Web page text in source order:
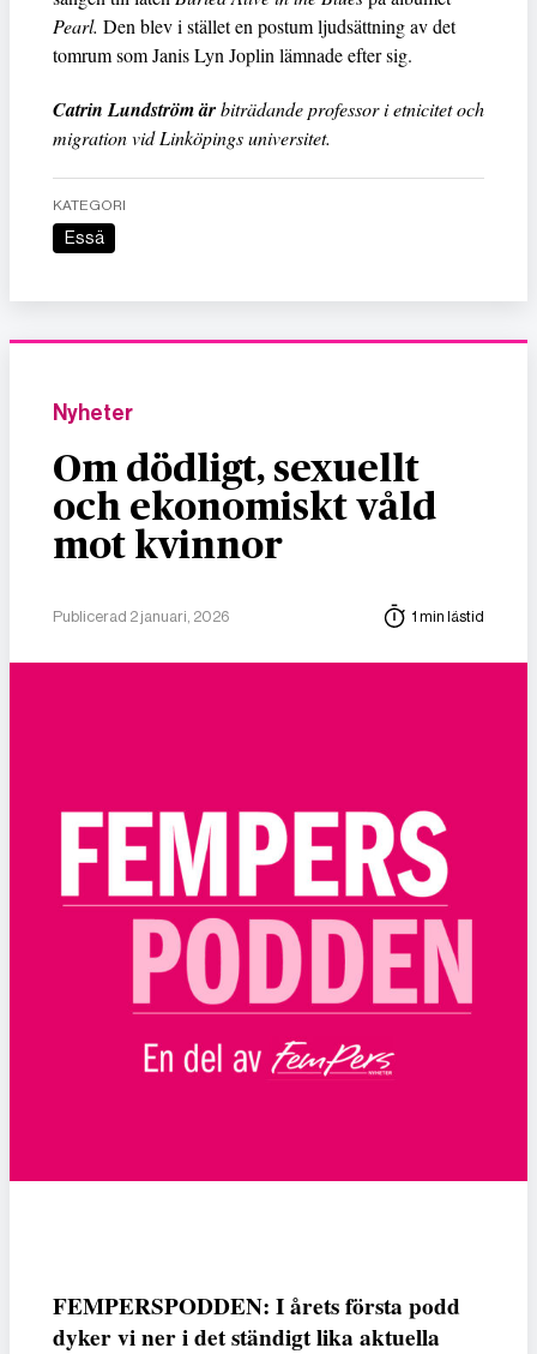
Pearl. Den blev i stället en postum ljudsättning av det
tomrum som Janis Lyn Joplin lämnade efter sig.
Catrin Lundström ärbiträdande professor i etnicitet och
migration vid Linköpings universitet.
KATEGORI
Essä
Nyheter
Om dödligt, sexuellt
och ekonomiskt våld
mot kvinnor
Publicerad 2 januari, 2026 1 min lästid
FEMPERSPODDEN: I årets första podd
dyker vi ner i det ständigt lika aktuella